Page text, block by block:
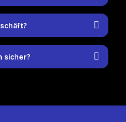
sicher?